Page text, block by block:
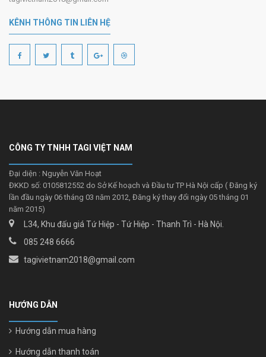
KÊNH THÔNG TIN LIÊN HỆ
CÔNG TY TNHH TAGI VIỆT NAM
Đại diện : Nguyễn Văn Hoạt
ĐKKD số: 0105812552 do Sở Kế hoạch và Đầu tư TP Hà Nội cấp ( Đăng ký
lần đầu ngày 06 tháng 03 năm 2012, Đăng ký thay đổi ngày 05 tháng 01
năm 2015)
L34, Khu đấu giá Tứ Hiệp - Tứ Hiệp - Thanh Trì - Hà Nội.
085 248 6666
tagivietnam2018@gmail.com
HƯỚNG DẪN
Hướng dẫn mua hàng
Hướng dẫn thanh toán